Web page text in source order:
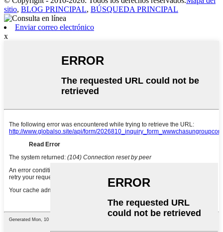
sitio, BLOG PRINCIPAL, BÚSQUEDA PRINCIPAL
Enviar correo electrónico
x